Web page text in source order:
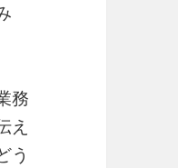
務
え
う